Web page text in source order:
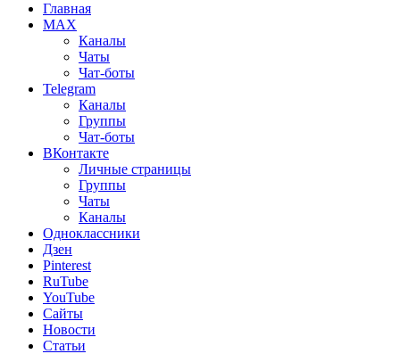
Главная
MAX
Каналы
Чаты
Чат-боты
Telegram
Каналы
Группы
Чат-боты
ВКонтакте
Личные страницы
Группы
Чаты
Каналы
Одноклассники
Дзен
Pinterest
RuTube
YouTube
Сайты
Новости
Статьи